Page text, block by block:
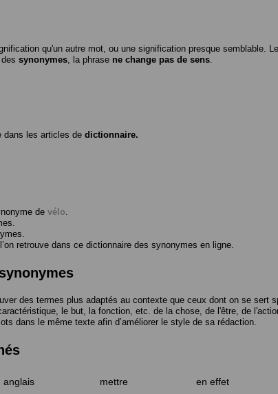
qu'un autre mot, ou une signification presque semblable.
des synonymes , la phrase ne change pas de sens
dans les articles de dictionnaire.
de vélo
retrouve dans ce dictionnaire des synonymes en ligne.
des termes plus adaptés au contexte que ceux dont on se sert
le but, la fonction, etc. de la chose, de l'être, de
dans le même texte afin d’améliorer le style de sa rédaction.
anglais mettre en effet